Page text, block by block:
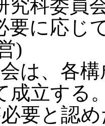
究科委員
要に応じ
)
は、各構
成立する
要と認